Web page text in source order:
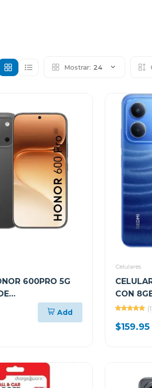
Mostrar: 24
600PRO 5G
Y 12GB DE
VKPNX9BL
Add
Celulares
CON
$159.95